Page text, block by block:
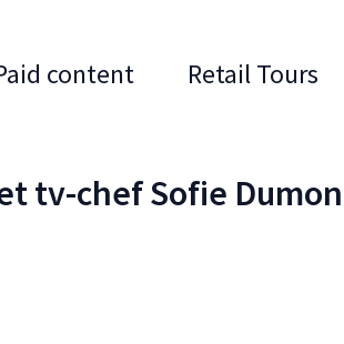
content Retail Tours
tv-chef Sofie